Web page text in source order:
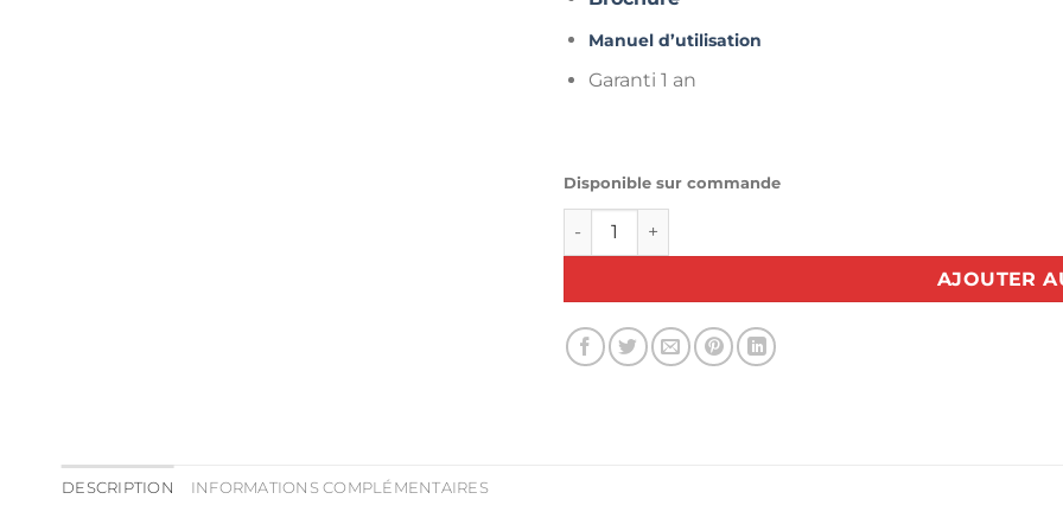
Manuel d’utilisation
Garanti 1 an
Disponible sur commande
quantité de Ciseau à batterie Rasor BOBCUT
AJOUTER
DESCRIPTION INFORMATIONS COMPLÉMENTAIRES